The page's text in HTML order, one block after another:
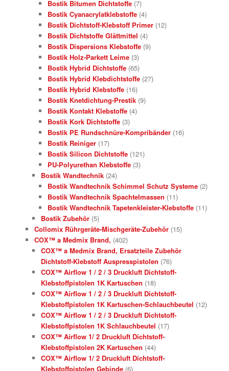
Bostik Bitumen Dichtstoffe (7)
Bostik Cyanacrylatklebstoffe (4)
Bostik Dichtstoff-Klebstoff Primer (12)
Bostik Dichtstoffe Glättmittel (4)
Bostik Dispersions Klebstoffe (9)
Bostik Holz-Parkett Leime (3)
Bostik Hybrid Dichtstoffe (65)
Bostik Hybrid Klebdichtstoffe (27)
Bostik Hybrid Klebstoffe (16)
Bostik Knetdichtung-Prestik (9)
Bostik Kontakt Klebstoffe (4)
Bostik Kork Dichtstoffe (3)
Bostik PE Rundschnüre-Kompribänder (16)
Bostik Reiniger (17)
Bostik Silicon Dichtstoffe (121)
PU-Polyurethan Klebstoffe (3)
Bostik Wandtechnik (24)
Bostik Wandtechnik Schimmel Schutz Systeme (2)
Bostik Wandtechnik Spachtelmassen (11)
Bostik Wandtechnik Tapetenkleister-Klebstoffe (11)
Bostik Zubehör (5)
Collomix Rührgeräte-Mischgeräte-Zubehör (15)
COX™ a Medmix Brand, (402)
COX™ a Medmix Brand, Ersatzteile Zubehör
Dichtstoff-Klebstoff Auspresspistolen (76)
COX™ Airflow 1 / 2 / 3 Druckluft Dichtstoff-
Klebstoffpistolen 1K Kartuschen (18)
COX™ Airflow 1 / 2 / 3 Druckluft Dichtstoff-
Klebstoffpistolen 1K Kartuschen-Schlauchbeutel (12)
COX™ Airflow 1 / 2 / 3 Druckluft Dichtstoff-
Klebstoffpistolen 1K Schlauchbeutel (17)
COX™ Airflow 1/ 2 Druckluft Dichtstoff-
Klebstoffpistolen 2K Kartuschen (44)
COX™ Airflow 1/ 2 Druckluft Dichtstoff-
Klebstoffpistolen Gebinde (6)